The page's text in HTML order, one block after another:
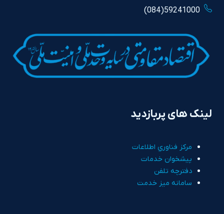
59241000(084)
لینک های پربازدید
مرکز فناوري اطلاعات
پيشخوان خدمات
دفترچه تلفن
سامانه ميز خدمت